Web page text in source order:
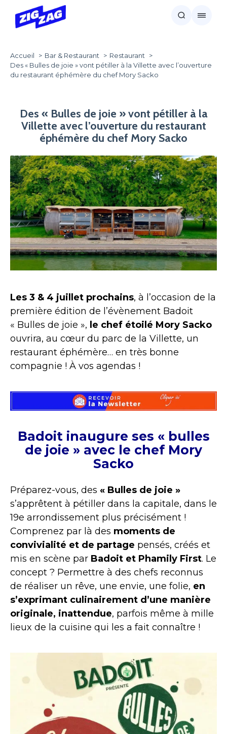
Accueil Bar & Restaurant
Restaurant
Des « Bulles de joie » vont pétiller à la Villette avec l’ouverture
du restaurant éphémère du chef Mory Sacko
Des « Bulles de joie » vont pétiller à la
Villette avec l’ouverture du restaurant
éphémère du chef Mory Sacko
Les 3 & 4 juillet prochains, à l’occasion de la
première édition de l’évènement Badoit
« Bulles de joie », le chef étoilé Mory Sacko
ouvrira, au cœur du parc de la Villette, un
restaurant éphémère… en très bonne
compagnie ! À vos agendas !
Badoit inaugure ses « bulles
de joie » avec le chef Mory
Sacko
Préparez-vous, des « Bulles de joie »
s’apprêtent à pétiller dans la capitale, dans le
19e arrondissement plus précisément !
Comprenez par là des moments de
convivialité et de partage pensés, créés et
mis en scène par Badoit et Phamily First. Le
concept ? Permettre à des chefs reconnus
de réaliser un rêve, une envie, une folie, en
s’exprimant culinairement d’une manière
originale, inattendue, parfois même à mille
lieux de la cuisine qui les a fait connaître !